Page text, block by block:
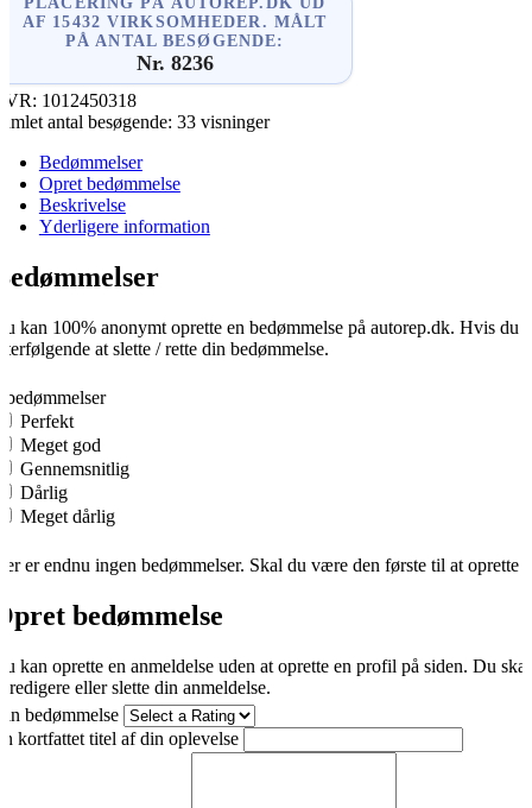
AF 15432 VIRKSOMHEDER. MÅLT
PÅ ANTAL BESØGENDE:
Nr. 8236
1012450318
antal besøgende: 33 visninger
Bedømmelser
Opret bedømmelse
Beskrivelse
Yderligere information
kan 100% anonymt oprette en bedømmelse på autorep.dk. Hvis
at slette / rette din bedømmelse.
bedømmelser
Perfekt
Meget god
Gennemsnitlig
Dårlig
Meget dårlig
er endnu ingen bedømmelser. Skal du være den første til at oprette
bedømmelse
kan oprette en anmeldelse uden at oprette en profil på siden. Du
redigere eller slette din anmeldelse.
bedømmelse
kortfattet titel af din oplevelse